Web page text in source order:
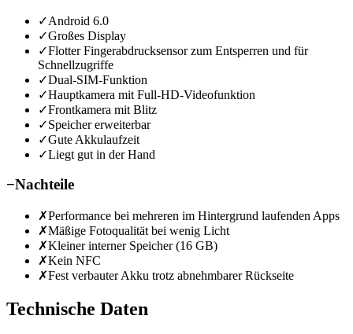
✓Android 6.0
✓Großes Display
✓Flotter Fingerabdrucksensor zum Entsperren und für
Schnellzugriffe
✓Dual-SIM-Funktion
✓Hauptkamera mit Full-HD-Videofunktion
✓Frontkamera mit Blitz
✓Speicher erweiterbar
✓Gute Akkulaufzeit
✓Liegt gut in der Hand
−Nachteile
✗Performance bei mehreren im Hintergrund laufenden Apps
✗Mäßige Fotoqualität bei wenig Licht
✗Kleiner interner Speicher (16 GB)
✗Kein NFC
✗Fest verbauter Akku trotz abnehmbarer Rückseite
Technische Daten